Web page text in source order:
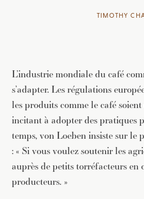
TIMOTHY
L’industrie mondiale du café
s’adapter. Les régulations
les produits comme le café
incitant à adopter des pratiques
temps, von Loeben insiste sur le
: « Si vous voulez soutenir les
auprès de petits torréfacteurs en
producteurs. »